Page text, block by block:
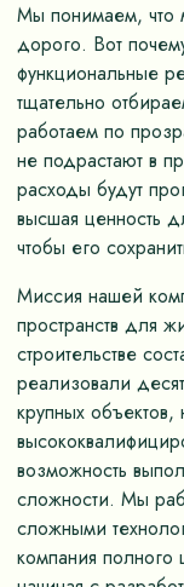
Мы понимаем, что
дорого. Вот
функциональные
тщательно
работаем по
не подрастают в
расходы будут
высшая ценность
чтобы его
Миссия нашей
пространств для
строительстве
реализовали
крупных
возможность
сложности. Мы
сложными
компания